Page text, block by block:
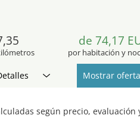
de 74,17
por habitación y
Mostrar oferta
según precio, evaluación